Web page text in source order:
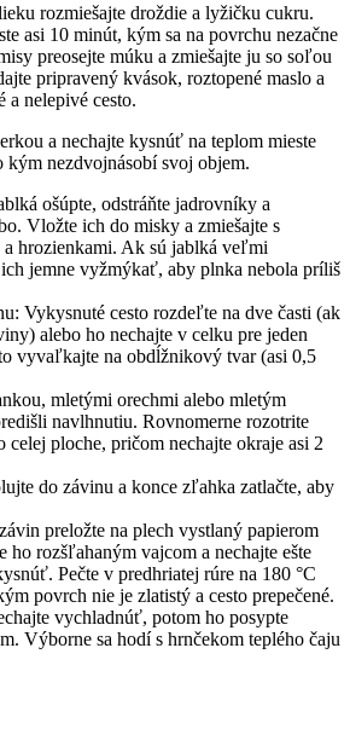
rozmiešajte droždie a lyžičku cukru.
asi 10 minút, kým sa na povrchu nezačne
preosejte múku a zmiešajte ju so soľou
pripravený kvások, roztopené maslo a
a nelepivé cesto.
a nechajte kysnúť na teplom mieste
kým nezdvojnásobí svoj objem.
ošúpte, odstráňte jadrovníky a
Vložte ich do misky a zmiešajte s
hrozienkami. Ak sú jablká veľmi
jemne vyžmýkať, aby plnka nebola príliš
Vykysnuté cesto rozdeľte na dve časti (ak
alebo ho nechajte v celku pre jeden
vyvaľkajte na obdĺžnikový tvar (asi 0,5
mletými orechmi alebo mletým
navlhnutiu. Rovnomerne rozotrite
ploche, pričom nechajte okraje asi 2
do závinu a konce zľahka zatlačte, aby
preložte na plech vystlaný papierom
ho rozšľahaným vajcom a nechajte ešte
Pečte v predhriatej rúre na 180 °C
povrch nie je zlatistý a cesto prepečené.
vychladnúť, potom ho posypte
Výborne sa hodí s hrnčekom teplého čaju